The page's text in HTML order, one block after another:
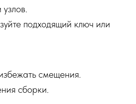
подходящий ключ или
смещения.
сборки.